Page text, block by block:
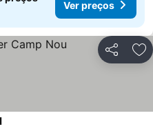
Ver preços
Partilhar